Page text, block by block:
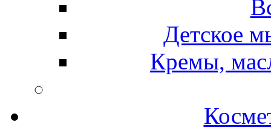
Детское
Кремы,